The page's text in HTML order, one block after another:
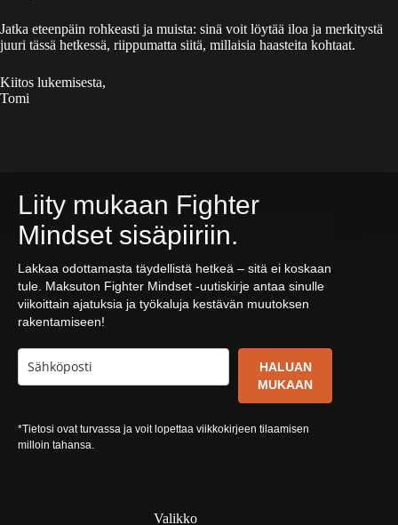
Jatka eteenpäin rohkeasti ja muista: sinä voit löytää iloa ja merkitystä
juuri tässä hetkessä, riippumatta siitä, millaisia haasteita kohtaat.
Kiitos lukemisesta,
Tomi
Liity mukaan Fighter
Mindset sisäpiiriin.
Lakkaa odottamasta täydellistä hetkeä – sitä ei koskaan
tule. Maksuton Fighter Mindset -uutiskirje antaa sinulle
viikoittain ajatuksia ja työkaluja kestävän muutoksen
rakentamiseen!
HALUAN
MUKAAN
*Tietosi ovat turvassa ja voit lopettaa viikkokirjeen tilaamisen
milloin tahansa.
Valikko